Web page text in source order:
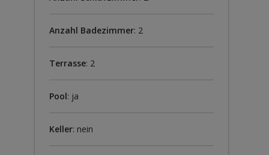
Anzahl Badezimmer: 2
Terrasse: 2
Pool: ja
Keller: nein